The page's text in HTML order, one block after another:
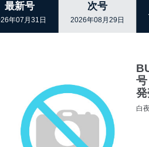
最新号
年07月31日
次号
2026年08月29日
白